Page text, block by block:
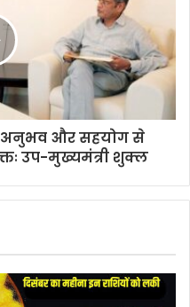
अनुभव और सहयोग से
उप-मुख्यमंत्री शुक्ल